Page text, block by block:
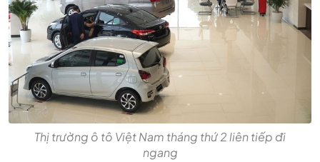
Thị trường ô tô Việt Nam tháng thứ 2 liên tiếp đi
ngang